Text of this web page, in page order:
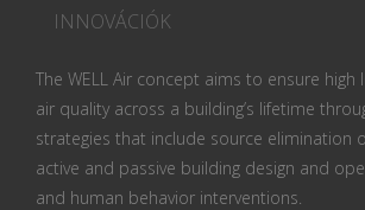
INNOVÁCIÓK
The WELL Air concept aims to ensure
air quality across a building’s lifetime
strategies that include source elimination
active and passive building design and
and human behavior interventions.